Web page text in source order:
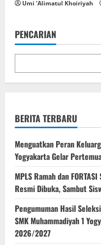
Umi 'Alimatul Khoiriyah
PENCARIAN
BERITA TERBARU
Menguatkan Peran
Yogyakarta Gelar
MPLS Ramah dan
Resmi Dibuka, Sambut
Pengumuman Hasil
SMK Muhammadiyah 1
2026/2027